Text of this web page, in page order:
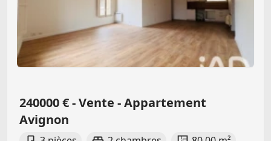
240000 € - Vente - Appartement
Avignon